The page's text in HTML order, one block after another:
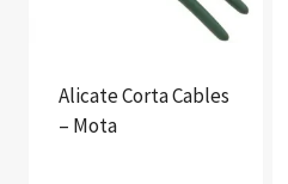
Alicate Corta Cables
– Mota